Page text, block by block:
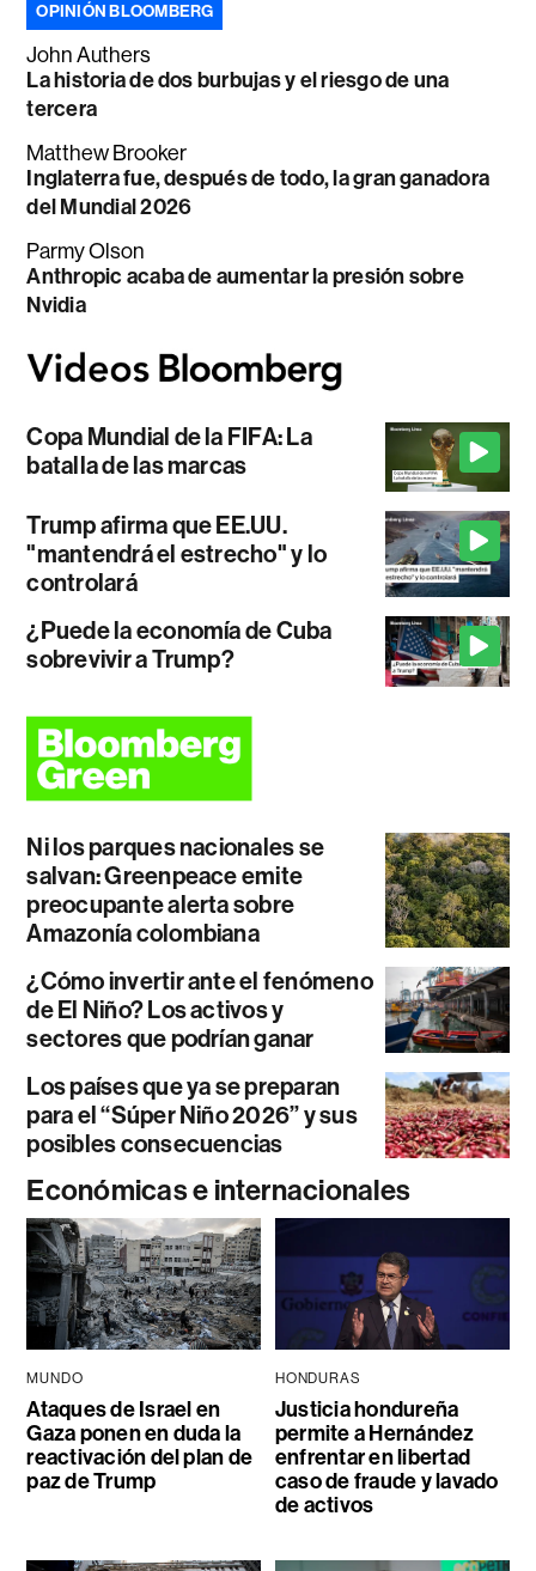
OPINIÓN BLOOMBERG
John Authers
La historia de dos burbujas y el riesgo de una
tercera
Matthew Brooker
Inglaterra fue, después de todo, la gran ganadora
del Mundial 2026
Parmy Olson
Anthropic acaba de aumentar la presión sobre
Nvidia
Copa Mundial de la FIFA: La
batalla de las marcas
Trump afirma que EE.UU.
"mantendrá el estrecho" y lo
controlará
¿Puede la economía de Cuba
sobrevivir a Trump?
Ni los parques nacionales se
salvan: Greenpeace emite
preocupante alerta sobre
Amazonía colombiana
¿Cómo invertir ante el fenómeno
de El Niño? Los activos y
sectores que podrían ganar
Los países que ya se preparan
para el “Súper Niño 2026” y sus
posibles consecuencias
Económicas e internacionales
MUNDO
Ataques de Israel en
Gaza ponen en duda la
reactivación del plan de
paz de Trump
HONDURAS
Justicia hondureña
permite a Hernández
enfrentar en libertad
caso de fraude y lavado
de activos